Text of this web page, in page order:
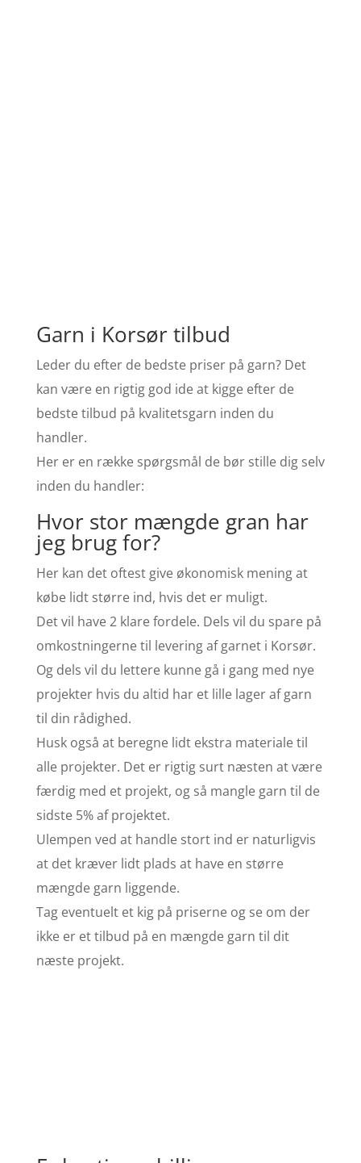
Garn i Korsør tilbud
Leder du efter de bedste priser på garn? Det
kan være en rigtig god ide at kigge efter de
bedste tilbud på kvalitetsgarn inden du
handler.
Her er en række spørgsmål de bør stille dig selv
inden du handler:
Hvor stor mængde gran har
jeg brug for?
Her kan det oftest give økonomisk mening at
købe lidt større ind, hvis det er muligt.
Det vil have 2 klare fordele. Dels vil du spare på
omkostningerne til levering af garnet i Korsør.
Og dels vil du lettere kunne gå i gang med nye
projekter hvis du altid har et lille lager af garn
til din rådighed.
Husk også at beregne lidt ekstra materiale til
alle projekter. Det er rigtig surt næsten at være
færdig med et projekt, og så mangle garn til de
sidste 5% af projektet.
Ulempen ved at handle stort ind er naturligvis
at det kræver lidt plads at have en større
mængde garn liggende.
Tag eventuelt et kig på priserne og se om der
ikke er et tilbud på en mængde garn til dit
næste projekt.